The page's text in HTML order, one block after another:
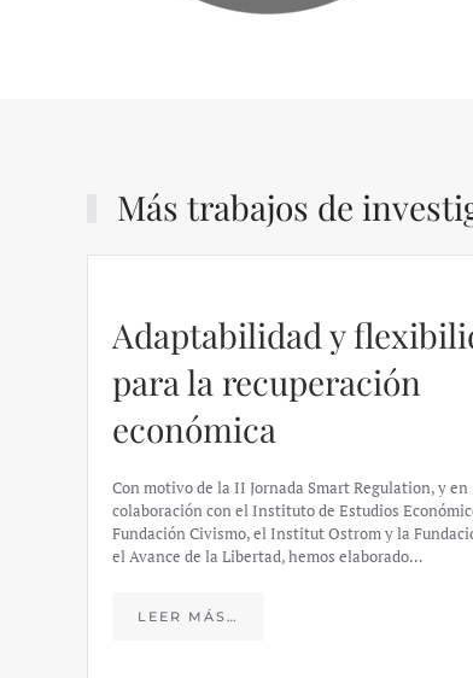
Más trabajos de
Adaptabilidad y
para la recuperación
económica
Con motivo de la II Jornada Smart Regulation, y en
colaboración con el Instituto de Estudios
Fundación Civismo, el Institut Ostrom y la
el Avance de la Libertad, hemos elaborado…
LEER MÁS…